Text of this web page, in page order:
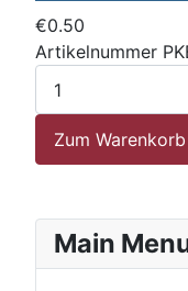
€0.50
Artikelnummer
Main